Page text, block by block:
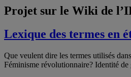
Projet sur le Wiki de
Lexique des termes en
Que veulent dire les termes utilisés
Féminisme révolutionnaire? Identité